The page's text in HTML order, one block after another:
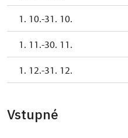
1. 10.-31. 10.
1. 11.-30. 11.
1. 12.-31. 12.
Vstupné